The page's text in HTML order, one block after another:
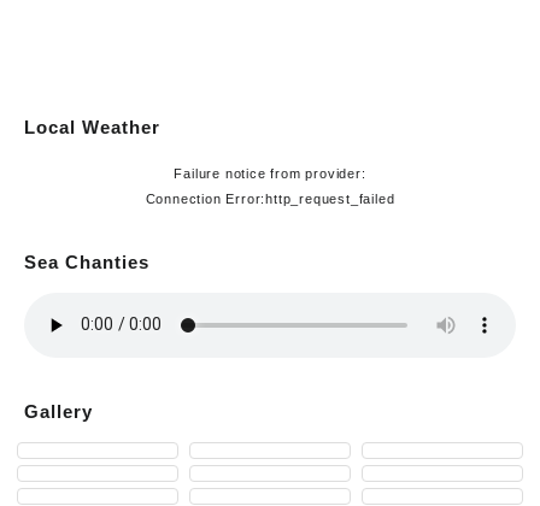
Local Weather
Failure notice from provider:
Connection Error:http_request_failed
Sea Chanties
Gallery